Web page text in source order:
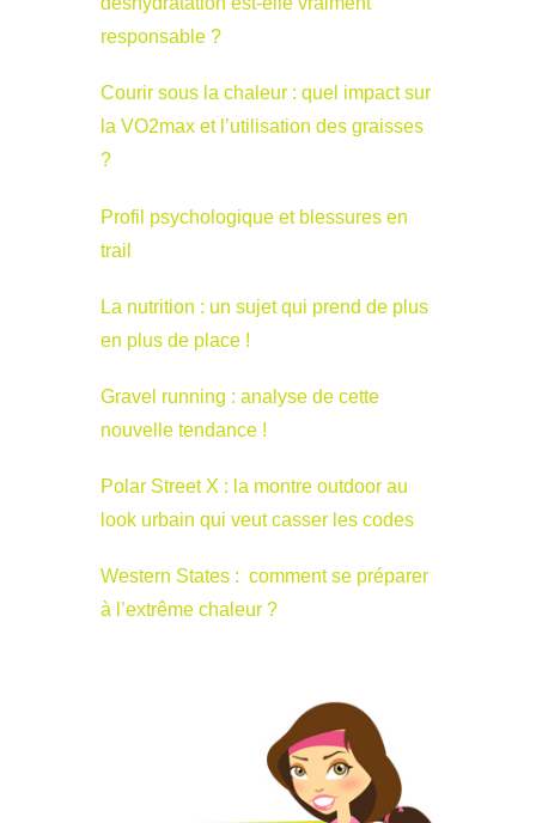
responsable ?
Courir sous la chaleur : quel impact sur
la VO2max et l’utilisation des graisses
?
Profil psychologique et blessures en
trail
La nutrition : un sujet qui prend de plus
en plus de place !
Gravel running : analyse de cette
nouvelle tendance !
Polar Street X : la montre outdoor au
look urbain qui veut casser les codes
Western States : comment se préparer
à l’extrême chaleur ?